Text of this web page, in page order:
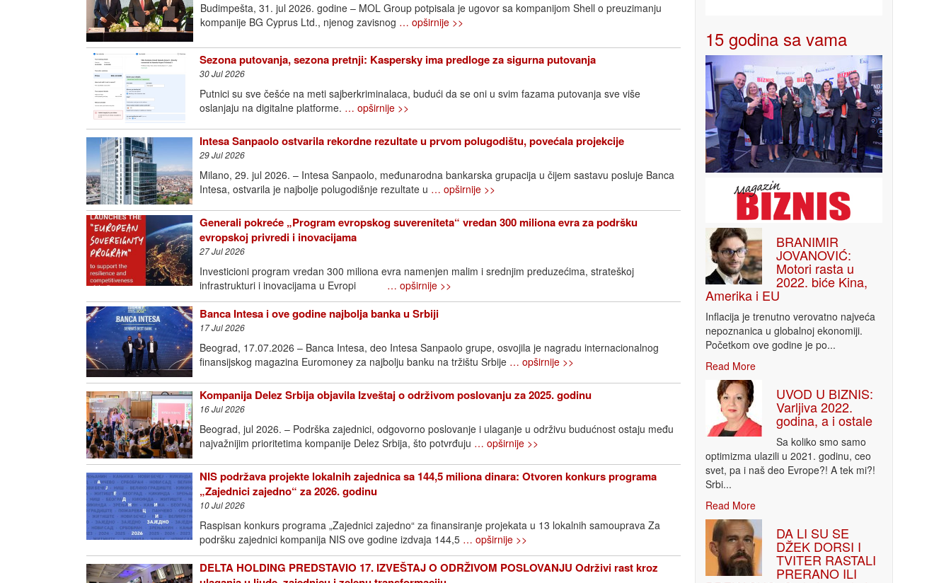
Budimpešta, 31. jul 2026. godine – MOL Group potpisala je ugovor sa kompanijom Shell o preuzimanju
kompanije BG Cyprus Ltd., njenog zavisnog … opširnije >>
Sezona putovanja, sezona pretnji: Kaspersky ima predloge za sigurna putovanja
30 Jul 2026
Putnici su sve češće na meti sajberkriminalaca, budući da se oni u svim fazama putovanja sve više
oslanjaju na digitalne platforme. … opširnije >>
Intesa Sanpaolo ostvarila rekordne rezultate u prvom polugodištu, povećala projekcije
29 Jul 2026
Milano, 29. jul 2026. – Intesa Sanpaolo, međunarodna bankarska grupacija u čijem sastavu posluje Banca
Intesa, ostvarila je najbolje polugodišnje rezultate u … opširnije >>
Generali pokreće „Program evropskog suvereniteta“ vredan 300 miliona evra za podršku
evropskoj privredi i inovacijama
27 Jul 2026
Investicioni program vredan 300 miliona evra namenjen malim i srednjim preduzećima, strateškoj
infrastrukturi i inovacijama u Evropi … opširnije >>
Banca Intesa i ove godine najbolja banka u Srbiji
17 Jul 2026
Beograd, 17.07.2026 – Banca Intesa, deo Intesa Sanpaolo grupe, osvojila je nagradu internacionalnog
finansijskog magazina Euromoney za najbolju banku na tržištu Srbije … opširnije >>
Kompanija Delez Srbija objavila Izveštaj o održivom poslovanju za 2025. godinu
16 Jul 2026
Beograd, jul 2026. – Podrška zajednici, odgovorno poslovanje i ulaganje u održivu budućnost ostaju među
najvažnijim prioritetima kompanije Delez Srbija, što potvrđuju … opširnije >>
NIS podržava projekte lokalnih zajednica sa 144,5 miliona dinara: Otvoren konkurs programa
„Zajednici zajedno“ za 2026. godinu
10 Jul 2026
Raspisan konkurs programa „Zajednici zajedno“ za finansiranje projekata u 13 lokalnih samouprava Za
podršku zajednici kompanija NIS ove godine izdvaja 144,5 … opširnije >>
DELTA HOLDING PREDSTAVIO 17. IZVEŠTAJ O ODRŽIVOM POSLOVANJU Održivi rast kroz
15 godina sa vama
BRANIMIR
JOVANOVIĆ:
Motori rasta u
2022. biće Kina,
Amerika i EU
Inflacija je trenutno verovatno najveća
nepoznanica u globalnoj ekonomiji.
Početkom ove godine je po...
Read More
UVOD U BIZNIS:
Varljiva 2022.
godina, a i ostale
Sa koliko smo samo
optimizma ulazili u 2021. godinu, ceo
svet, pa i naš deo Evrope?! A tek mi?!
Srbi...
Read More
DA LI SU SE
DŽEK DORSI I
TVITER RASTALI
PRERANO ILI